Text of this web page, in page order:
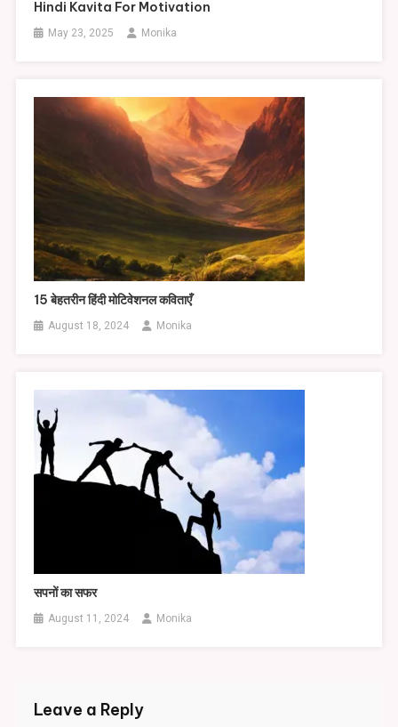
Hindi Kavita For Motivation
May 23, 2025 Monika
15 बेहतरीन हिंदी मोटिवेशनल कविताएँ
August 18, 2024 Monika
सपनों का सफर
August 11, 2024 Monika
Leave a Reply